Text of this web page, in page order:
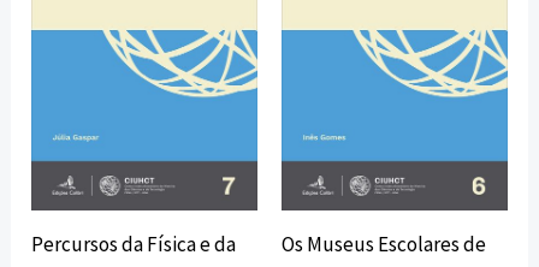
Percursos da Física e da
Os Museus Escolares de